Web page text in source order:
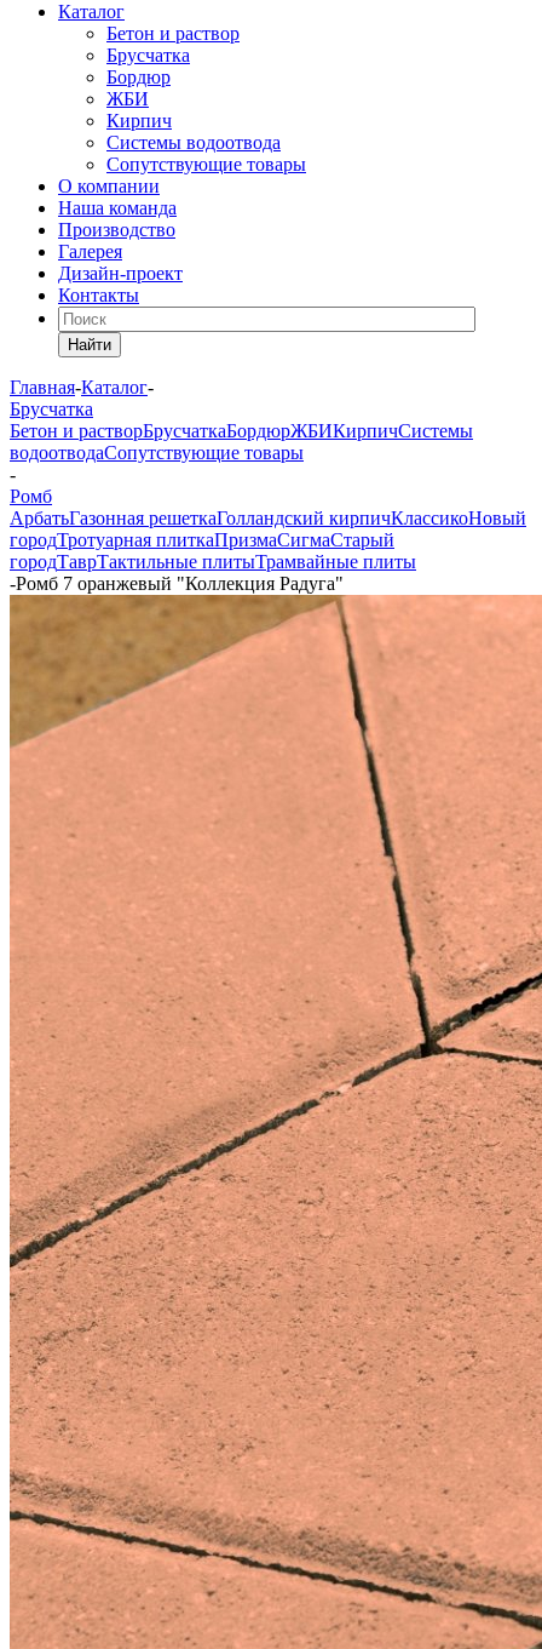
Каталог
Бетон и раствор
Брусчатка
Бордюр
ЖБИ
Кирпич
Системы водоотвода
Сопутствующие товары
О компании
Наша команда
Производство
Галерея
Дизайн-проект
Контакты
Найти
Главная-Каталог-
Брусчатка
Бетон и растворБрусчаткаБордюрЖБИКирпичСистемы
водоотводаСопутствующие товары
-
Ромб
АрбатьГазонная решеткаГолландский кирпичКлассикоНовый
городТротуарная плиткаПризмаСигмаСтарый
городТаврТактильные плитыТрамвайные плиты
-Ромб 7 оранжевый "Коллекция Радуга"